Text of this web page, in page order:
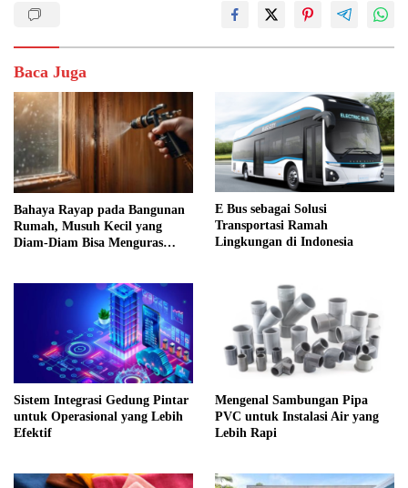
Baca Juga
Bahaya Rayap pada Bangunan
Rumah, Musuh Kecil yang
Diam-Diam Bisa Menguras
E Bus sebagai Solusi
Transportasi Ramah
Lingkungan di Indonesia
Sistem Integrasi Gedung Pintar
untuk Operasional yang Lebih
Efektif
Mengenal Sambungan Pipa
PVC untuk Instalasi Air yang
Lebih Rapi